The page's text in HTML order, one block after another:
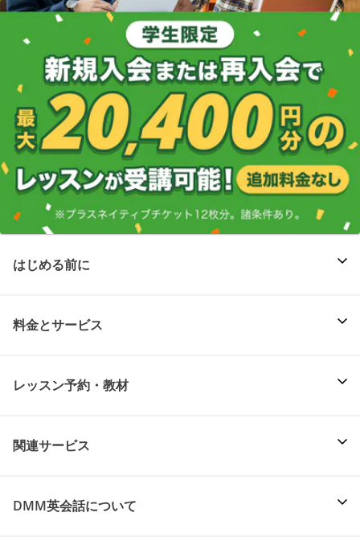
はじめる前に
料金とサービス
レッスン予約・教材
関連サービス
DMM英会話について